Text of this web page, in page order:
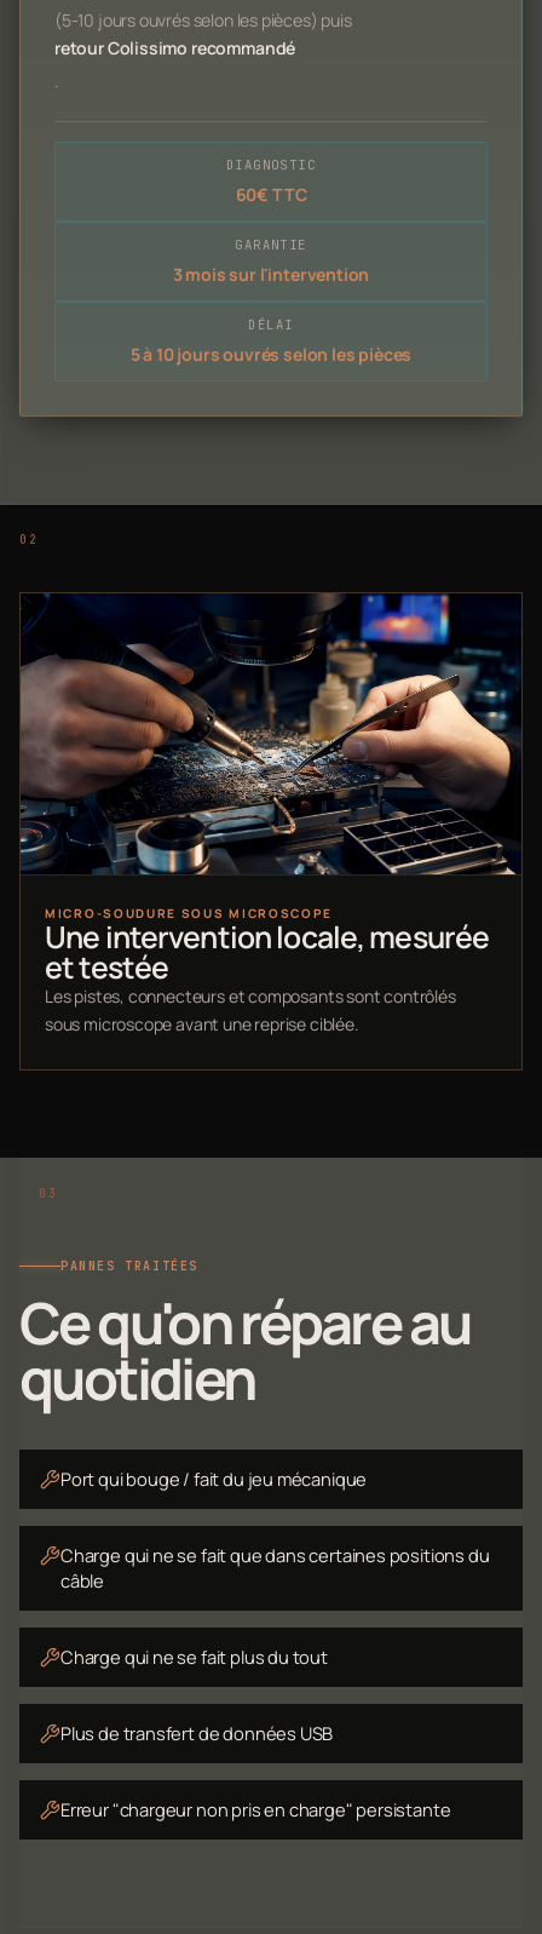
(5-10 jours ouvrés selon les pièces) puis
retour Colissimo recommandé
DIAGNOSTIC
60€ TTC
GARANTIE
3 mois sur l'intervention
DÉLAI
5 à 10 jours ouvrés selon les pièces
MICRO-SOUDURE SOUS MICROSCOPE
Une intervention locale, mesurée
et testée
Les pistes, connecteurs et composants sont contrôlés
sous microscope avant une reprise ciblée.
PANNES TRAITÉES
Ce qu'on répare au
quotidien
Port qui bouge / fait du jeu mécanique
Charge qui ne se fait que dans certaines positions du
câble
Charge qui ne se fait plus du tout
Plus de transfert de données USB
Erreur "chargeur non pris en charge" persistante